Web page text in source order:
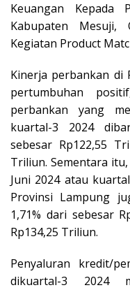
Keuangan
Kabupaten Mesuji,
Kegiatan Product
Kinerja perbankan di
pertumbuhan
perbankan yang
kuartal-3 2024
sebesar Rp122,55
Triliun. Sementara
Juni 2024 atau
Provinsi Lampung
1,71% dari sebesar
Rp134,25 Triliun.
Penyaluran kredit/
dikuartal-3 2024